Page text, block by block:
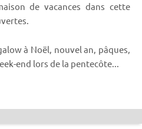
de vacances dans cette
à Noël, nouvel an, pâques,
end lors de la pentecôte...